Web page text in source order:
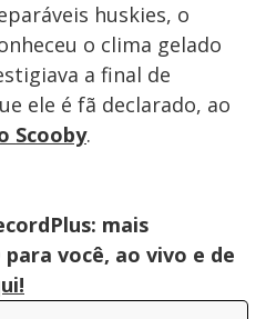
huskies, o
o clima gelado
a final de
ele é fã declarado, ao
Scooby.
mais
para você, ao vivo e de